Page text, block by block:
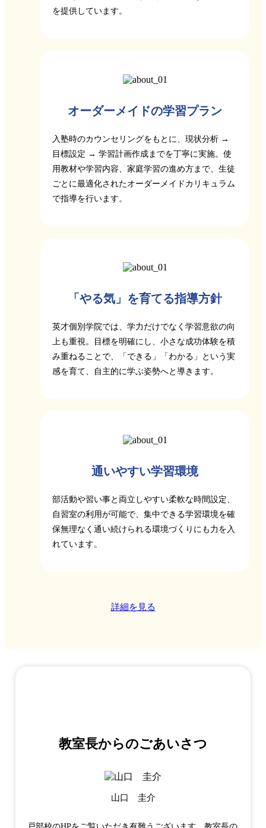
を提供しています。
オーダーメイドの学習プラン
入塾時のカウンセリングをもとに、現状分析 →
目標設定 → 学習計画作成までを丁寧に実施。使
用教材や学習内容、家庭学習の進め方まで、生徒
ごとに最適化されたオーダーメイドカリキュラム
で指導を行います。
「やる気」を育てる指導方針
英才個別学院では、学力だけでなく学習意欲の向
上も重視。目標を明確にし、小さな成功体験を積
み重ねることで、「できる」「わかる」という実
感を育て、自主的に学ぶ姿勢へと導きます。
通いやすい学習環境
部活動や習い事と両立しやすい柔軟な時間設定、
自習室の利用が可能で、集中できる学習環境を確
保無理なく通い続けられる環境づくりにも力を入
れています。
詳細を見る
教室長からのごあいさつ
山口 圭介